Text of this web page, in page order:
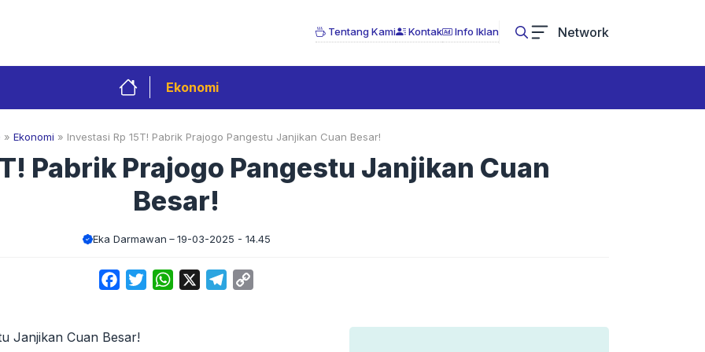
Tentang Kami Kontak Info Iklan Network
Ekonomi
» Ekonomi » Investasi Rp 15T! Pabrik Prajogo Pangestu Janjikan Cuan Besar!
Pabrik Prajogo Pangestu Janjikan Cuan
Besar!
Eka Darmawan 19-03-2025 - 14.45
FacebookTwitterWhatsApp Telegram